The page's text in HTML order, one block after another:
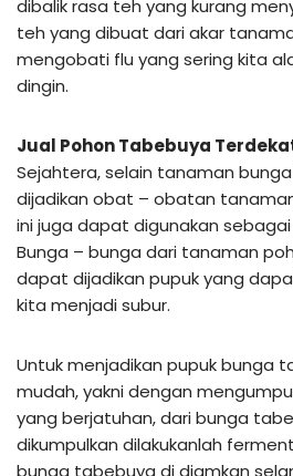
dibalik rasa teh yang kurang
teh yang dibuat dari akar
mengobati flu yang sering kita
dingin.
Jual Pohon Tabebuya
Sejahtera, selain tanaman
dijadikan obat – obatan
ini juga dapat digunakan
Bunga – bunga dari tanaman
dapat dijadikan pupuk yang
kita menjadi subur.
Untuk menjadikan pupuk bunga
mudah, yakni dengan
yang berjatuhan, dari bunga
dikumpulkan dilakukanlah